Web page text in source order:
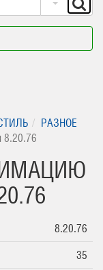
РАЗНОЕ
8.20.76
8.20.76
35